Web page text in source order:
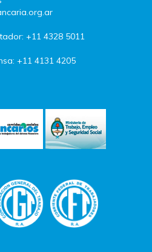
+11 4328 5011
+11 4131 4205